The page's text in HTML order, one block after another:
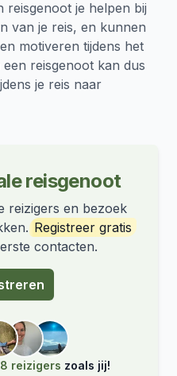
reisgenoot je helpen bij
van je reis, en kunnen
motiveren tijdens het
reisgenoot kan dus
je reis naar
reisgenoot
reizigers en bezoek
Registreer gratis
contacten.
reizigers zoals jij!